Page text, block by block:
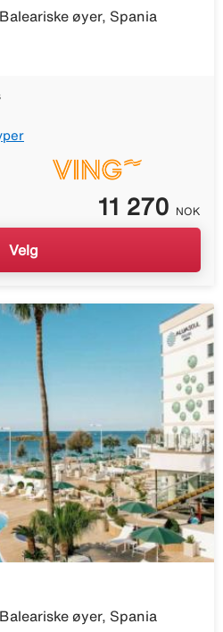
øyer, Spania
11 270 NOK
Velg
øyer, Spania